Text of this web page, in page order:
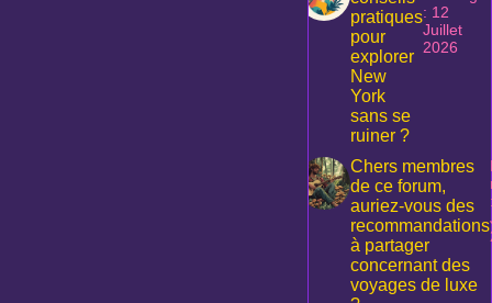
pratiques
pour
explorer
New
York
sans se
ruiner ?
: 12
Juillet
2026
Chers membres
de ce forum,
auriez-vous des
recommandations
à partager
concernant des
voyages de luxe